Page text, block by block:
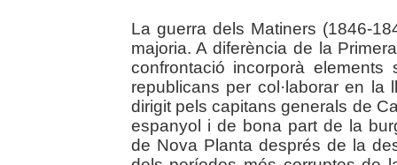
La guerra dels Matiners (1846-
majoria. A diferència de la
confrontació incorporà
republicans per col·laborar en la
dirigit pels capitans generals de
espanyol i de bona part de la
de Nova Planta després de la